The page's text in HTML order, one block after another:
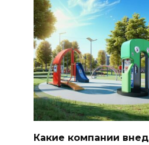
Какие компании